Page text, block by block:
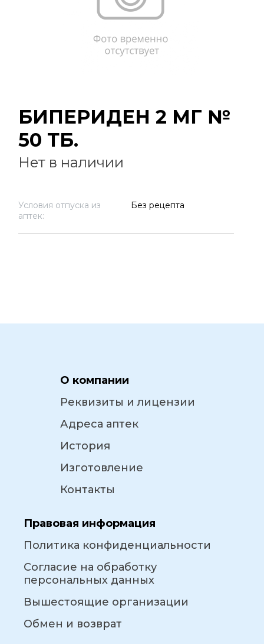
БИПЕРИДЕН 2 МГ №
50 ТБ.
Нет в наличии
Условия отпуска из
аптек:
Без рецепта
О компании
Реквизиты и лицензии
Адреса аптек
История
Изготовление
Контакты
Правовая информация
Политика конфиденциальности
Согласие на обработку
персональных данных
Вышестоящие организации
Обмен и возврат